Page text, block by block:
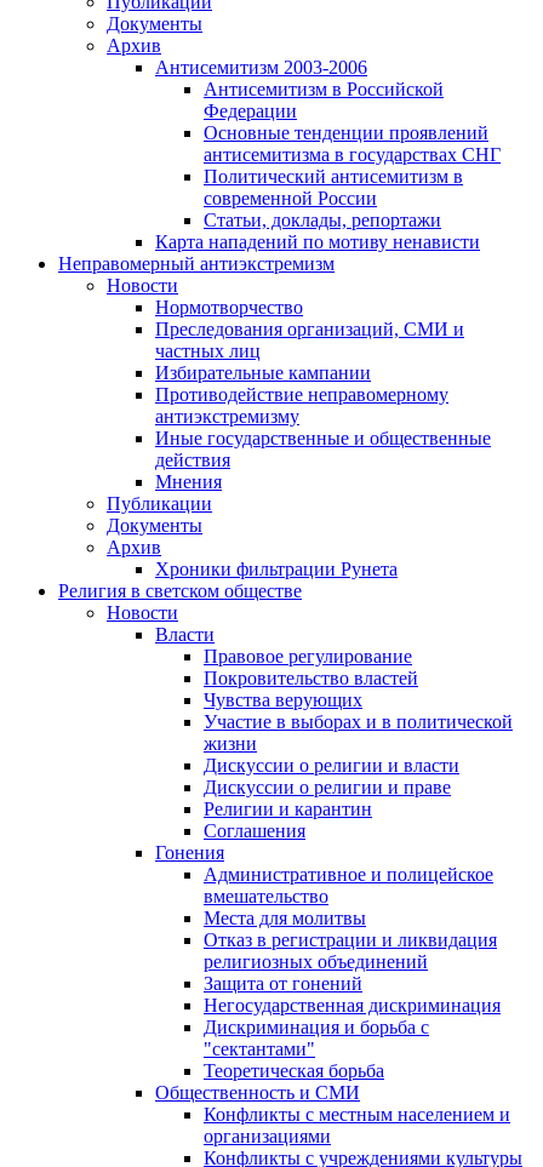
Документы
Архив
Антисемитизм 2003-2006
Антисемитизм в Российской
Федерации
Основные тенденции проявлений
антисемитизма в государствах СНГ
Политический антисемитизм в
современной России
Статьи, доклады, репортажи
Карта нападений по мотиву ненависти
Неправомерный антиэкстремизм
Новости
Нормотворчество
Преследования организаций, СМИ и
частных лиц
Избирательные кампании
Противодействие неправомерному
антиэкстремизму
Иные государственные и общественные
действия
Мнения
Публикации
Документы
Архив
Хроники фильтрации Рунета
Религия в светском обществе
Новости
Власти
Правовое регулирование
Покровительство властей
Чувства верующих
Участие в выборах и в политической
жизни
Дискуссии о религии и власти
Дискуссии о религии и праве
Религии и карантин
Соглашения
Гонения
Административное и полицейское
вмешательство
Места для молитвы
Отказ в регистрации и ликвидация
религиозных объединений
Защита от гонений
Негосударственная дискриминация
Дискриминация и борьба с
"сектантами"
Теоретическая борьба
Общественность и СМИ
Конфликты с местным населением и
организациями
Конфликты с учреждениями культуры